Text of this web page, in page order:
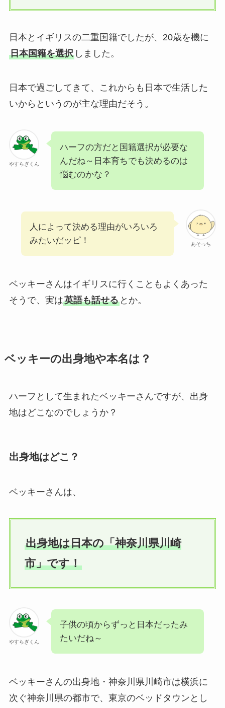
日本とイギリスの二重国籍でしたが、20歳を機に
日本国籍を選択しました。
日本で過ごしてきて、これからも日本で生活した
いからというのが主な理由だそう。
やすらぎくん
ハーフの方だと国籍選択が必要な
んだね～日本育ちでも決めるのは
悩むのかな？
あそっち
人によって決める理由がいろいろ
みたいだッピ！
ベッキーさんはイギリスに行くこともよくあった
そうで、実は英語も話せるとか。
ベッキーの出身地や本名は？
ハーフとして生まれたベッキーさんですが、出身
地はどこなのでしょうか？
出身地はどこ？
ベッキーさんは、
出身地は日本の「神奈川県川崎
市」です！
やすらぎくん
子供の頃からずっと日本だったみ
たいだね～
ベッキーさんの出身地・神奈川県川崎市は横浜に
次ぐ神奈川県の都市で、東京のベッドタウンとし